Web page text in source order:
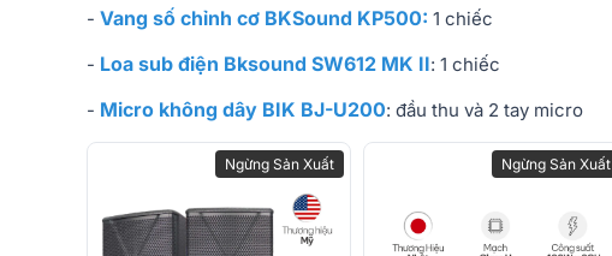
- Vang số chỉnh cơ BKSound KP500: 1 chiếc
- Loa sub điện Bksound SW612 MK II: 1 chiếc
- Micro không dây BIK BJ-U200: đầu thu và 2 tay micro
Ngừng Sản Xuất Ngừng Sản Xuất